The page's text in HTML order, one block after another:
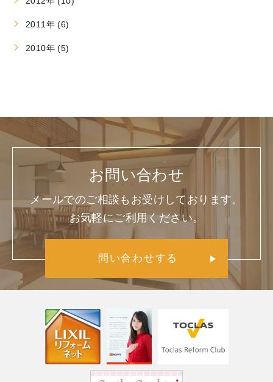
2011年 (6)
2010年 (5)
お問い合わせ
メールでのご相談もお受けしております。
お気軽にご利用ください。
問い合わせする